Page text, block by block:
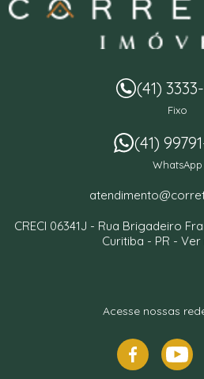
(41)
Fixo
(41)
WhatsApp
CRECI 06341J - Rua Brigadeiro
Curitiba - PR - Ver
Acesse nossas